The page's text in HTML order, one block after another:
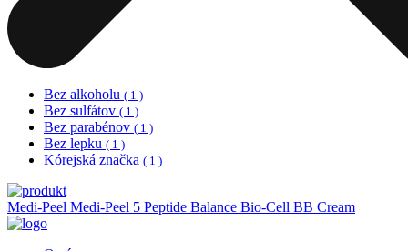
Bez alkoholu ( 1 )
Bez sulfátov ( 1 )
Bez parabénov ( 1 )
Bez lepku ( 1 )
Kórejská značka ( 1 )
Medi-Peel Medi-Peel 5 Peptide Balance Bio-Сell BB Cream